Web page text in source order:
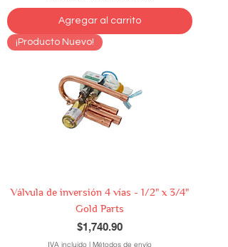
Agregar al carrito
¡Producto Nuevo!
Válvula de inversión 4 vías - 1/2" x 3/4"
Gold Parts
Precio
$1,740.90
IVA incluido | Métodos de envío